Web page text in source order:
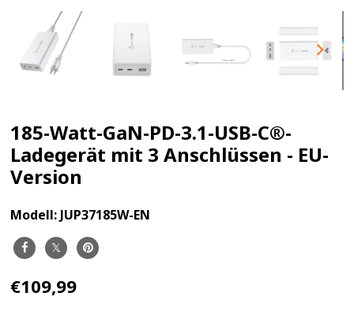
185-Watt-GaN-PD-3.1-USB-C®-
Ladegerät mit 3 Anschlüssen - EU-
Version
Modell: JUP37185W-EN
€109,99